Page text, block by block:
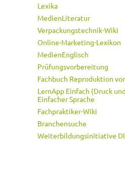
Lexika
MedienLiteratur
Verpackungstechnik-Wiki
Online-Marketing-Lexikon
MedienEnglisch
Prüfungsvorbereitung
Fachbuch Reproduktion
LernApp Einfach (Druck
Einfacher Sprache
Fachpraktiker-Wiki
Branchensuche
Weiterbildungsinitiative DI